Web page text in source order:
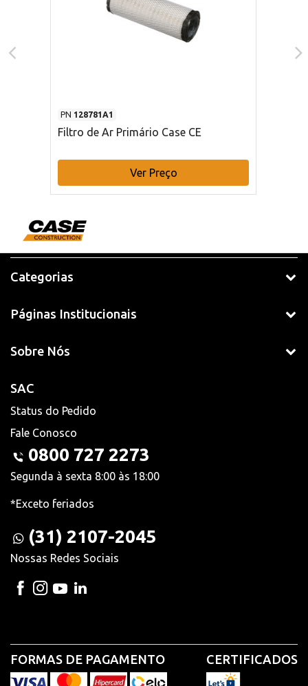
PN 128781A1
Filtro de Ar Primário Case CE
Ver Preço
Categorias
Páginas Institucionais
Sobre Nós
SAC
Status do Pedido
Fale Conosco
0800 727 2273
Segunda à sexta 8:00 às 18:00
*Exceto feriados
(31) 2107-2045
Nossas Redes Sociais
FORMAS DE PAGAMENTO CERTIFICADOS